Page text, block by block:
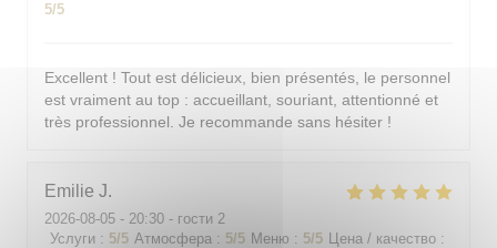
5/5
Excellent ! Tout est délicieux, bien présentés, le personnel
est vraiment au top : accueillant, souriant, attentionné et
très professionnel. Je recommande sans hésiter !
Emilie J
2026-08-05 - 20:30 - гости 2
Услуги : 5/5 Атмосфера : 5/5 Меню : 5/5 Цена / качество :